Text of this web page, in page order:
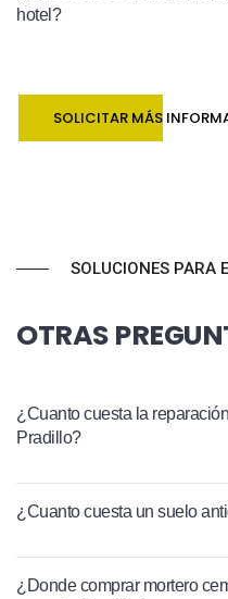
hotel?
SOLICITAR MÁS
SOLUCIONES PARA
OTRAS
¿Cuanto cuesta la
Pradillo?
¿Cuanto cuesta un suelo
¿Donde comprar mortero